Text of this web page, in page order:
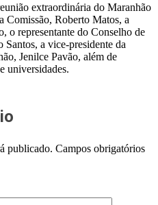
extraordinária do Maranhão
Comissão, Roberto Matos, a
o representante do Conselho de
a vice-presidente da
Jenilce Pavão, além de
universidades.
publicado. Campos obrigatórios